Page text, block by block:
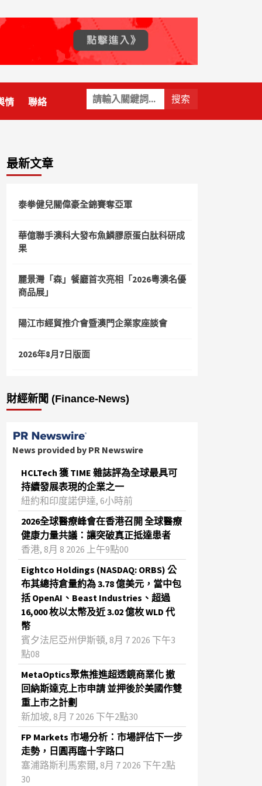
關
鍵
字:
情 聯絡
最新文章
泰拳健兒關偉豪全錦賽奪亞軍
華億聯手澳科大發布魚鱗膠原蛋白肽科研成
果
麗景灣「森」餐廳首次亮相「2026粵澳名優
商品展」
陽江市經貿推介會暨澳門企業家座談會
2026年8月7日版面
財經新聞 (Finance-News)
News provided by PR Newswire
HCLTech 獲 TIME 雜誌評為全球最具可
持續發展表現的企業之一
紐約和印度諾伊達, 6小時前
2026全球醫療峰會在香港召開 全球醫療
健康力量共議：讓突破真正抵達患者
香港, 8月 8 2026 上午9點00
Eightco Holdings (NASDAQ: ORBS) 公
布其總持倉量約為 3.78 億美元，當中包
括 OpenAI、Beast Industries、超過
16,000 枚以太幣及近 3.02 億枚 WLD 代
幣
賓夕法尼亞州伊斯頓, 8月 7 2026 下午3
點08
MetaOptics聚焦推進超透鏡商業化 撤
回納斯達克上市申請 並押後於美國作雙
重上市之計劃
新加坡, 8月 7 2026 下午2點30
FP Markets 市場分析：市場評估下一步
走勢，日圓再臨十字路口
塞浦路斯利馬索爾, 8月 7 2026 下午2點
30